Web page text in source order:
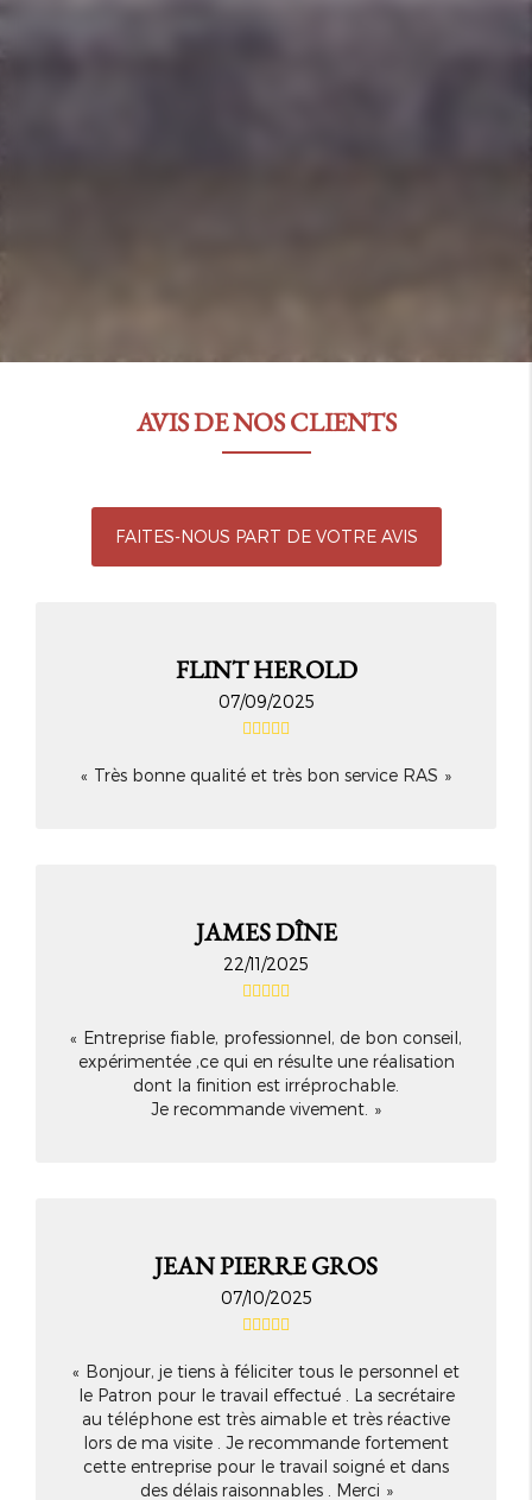
AVIS DE NOS CLIENTS
FAITES-NOUS PART DE VOTRE AVIS
FLINT HEROLD
07/09/2025
Très bonne qualité et très bon service RAS
JAMES DÎNE
22/11/2025
Entreprise fiable, professionnel, de bon conseil,
expérimentée ,ce qui en résulte une réalisation
dont la finition est irréprochable.
Je recommande vivement.
JEAN PIERRE GROS
07/10/2025
Bonjour, je tiens à féliciter tous le personnel et
le Patron pour le travail effectué . La secrétaire
au téléphone est très aimable et très réactive
lors de ma visite . Je recommande fortement
cette entreprise pour le travail soigné et dans
des délais raisonnables . Merci